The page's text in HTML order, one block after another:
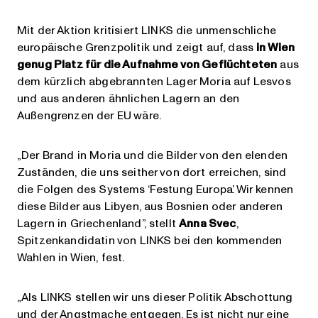
Mit der Aktion kritisiert LINKS die unmenschliche
europäische Grenzpolitik und zeigt auf, dass in Wien
genug Platz für die Aufnahme von Geflüchteten aus
dem kürzlich abgebrannten Lager Moria auf Lesvos
und aus anderen ähnlichen Lagern an den
Außengrenzen der EU wäre.
„Der Brand in Moria und die Bilder von den elenden
Zuständen, die uns seither von dort erreichen, sind
die Folgen des Systems ‘Festung Europa’. Wir kennen
diese Bilder aus Libyen, aus Bosnien oder anderen
Lagern in Griechenland”, stelltAnna Svec,
Spitzenkandidatin von LINKS bei den kommenden
Wahlen in Wien, fest.
„Als LINKS stellen wir uns dieser Politik Abschottung
und der Angstmache entgegen. Es ist nicht nur eine